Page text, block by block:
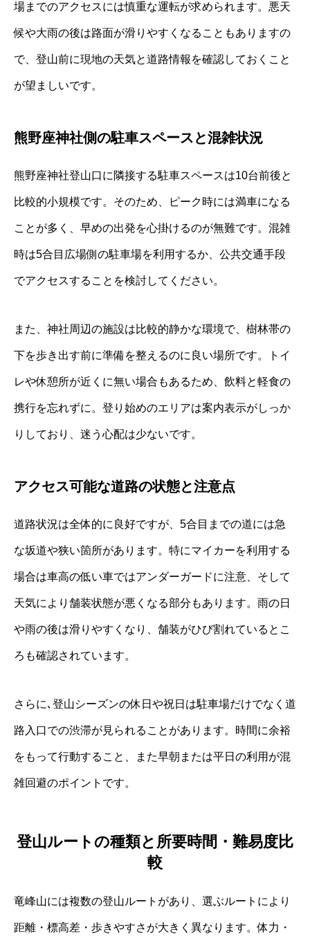
場までのアクセスには慎重な運転が求められます。悪天
候や大雨の後は路面が滑りやすくなることもありますの
で、登山前に現地の天気と道路情報を確認しておくこと
が望ましいです。
熊野座神社側の駐車スペースと混雑状況
熊野座神社登山口に隣接する駐車スペースは10台前後と
比較的小規模です。そのため、ピーク時には満車になる
ことが多く、早めの出発を心掛けるのが無難です。混雑
時は5合目広場側の駐車場を利用するか、公共交通手段
でアクセスすることを検討してください。
また、神社周辺の施設は比較的静かな環境で、樹林帯の
下を歩き出す前に準備を整えるのに良い場所です。トイ
レや休憩所が近くに無い場合もあるため、飲料と軽食の
携行を忘れずに。登り始めのエリアは案内表示がしっか
りしており、迷う心配は少ないです。
アクセス可能な道路の状態と注意点
道路状況は全体的に良好ですが、5合目までの道には急
な坂道や狭い箇所があります。特にマイカーを利用する
場合は車高の低い車ではアンダーガードに注意、そして
天気により舗装状態が悪くなる部分もあります。雨の日
や雨の後は滑りやすくなり、舗装がひび割れているとこ
ろも確認されています。
さらに､登山シーズンの休日や祝日は駐車場だけでなく道
路入口での渋滞が見られることがあります。時間に余裕
をもって行動すること、また早朝または平日の利用が混
雑回避のポイントです。
登山ルートの種類と所要時間・難易度比
較
竜峰山には複数の登山ルートがあり、選ぶルートにより
距離・標高差・歩きやすさが大きく異なります。体力・